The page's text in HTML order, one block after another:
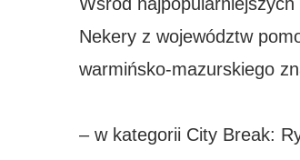
Nekery z województw
warmińsko-mazurskiego
– w kategorii City Break: